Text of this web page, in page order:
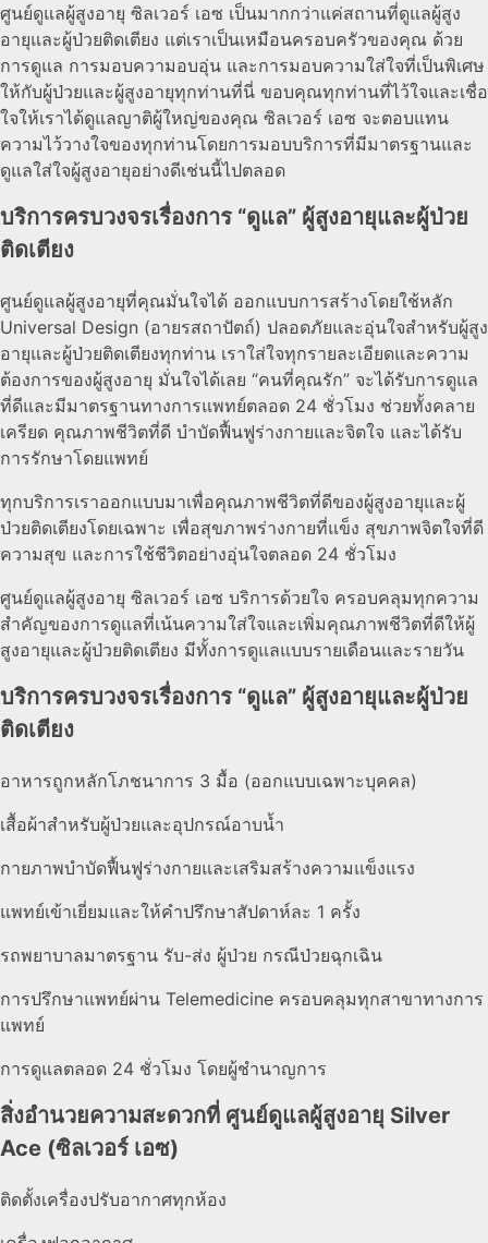
ศูนย์ดูแลผู้สูงอายุ ซิลเวอร์ เอซ เป็นมากกว่าแค่สถานที่ดูแลผู้สูง
อายุและผู้ป่วยติดเตียง แต่เราเป็นเหมือนครอบครัวของคุณ ด้วย
การดูแล การมอบความอบอุ่น และการมอบความใส่ใจที่เป็นพิเศษ
ให้กับผู้ป่วยและผู้สูงอายุทุกท่านที่นี่ ขอบคุณทุกท่านที่ไว้ใจและเชื่อ
ใจให้เราได้ดูแลญาติผู้ใหญ่ของคุณ ซิลเวอร์ เอซ จะตอบแทน
ความไว้วางใจของทุกท่านโดยการมอบบริการที่มีมาตรฐานและ
ดูแลใส่ใจผู้สูงอายุอย่างดีเช่นนี้ไปตลอด
บริการครบวงจรเรื่องการ “ดูแล” ผู้สูงอายุและผู้ป่วย
ติดเตียง
ศูนย์ดูแลผู้สูงอายุที่คุณมั่นใจได้ ออกแบบการสร้างโดยใช้หลัก
Universal Design (อายรสถาปัตถ์) ปลอดภัยและอุ่นใจสำหรับผู้สูง
อายุและผู้ป่วยติดเตียงทุกท่าน เราใส่ใจทุกรายละเอียดและความ
ต้องการของผู้สูงอายุ มั่นใจได้เลย “คนที่คุณรัก” จะได้รับการดูแล
ที่ดีและมีมาตรฐานทางการแพทย์ตลอด 24 ชั่วโมง ช่วยทั้งคลาย
เครียด คุณภาพชีวิตที่ดี บำบัดฟื้นฟูร่างกายและจิตใจ และได้รับ
การรักษาโดยแพทย์
ทุกบริการเราออกแบบมาเพื่อคุณภาพชีวิตที่ดีของผู้สูงอายุและผู้
ป่วยติดเตียงโดยเฉพาะ เพื่อสุขภาพร่างกายที่แข็ง สุขภาพจิตใจที่ดี
ความสุข และการใช้ชีวิตอย่างอุ่นใจตลอด 24 ชั่วโมง
ศูนย์ดูแลผู้สูงอายุ ซิลเวอร์ เอซ บริการด้วยใจ ครอบคลุมทุกความ
สำคัญของการดูแลที่เน้นความใส่ใจและเพิ่มคุณภาพชีวิตที่ดีให้ผู้
สูงอายุและผู้ป่วยติดเตียง มีทั้งการดูแลแบบรายเดือนและรายวัน
บริการครบวงจรเรื่องการ “ดูแล” ผู้สูงอายุและผู้ป่วย
ติดเตียง
อาหารถูกหลักโภชนาการ 3 มื้อ (ออกแบบเฉพาะบุคคล)
เสื้อผ้าสำหรับผู้ป่วยและอุปกรณ์อาบน้ำ
กายภาพบำบัดฟื้นฟูร่างกายและเสริมสร้างความแข็งแรง
แพทย์เข้าเยี่ยมและให้คำปรึกษาสัปดาห์ละ 1 ครั้ง
รถพยาบาลมาตรฐาน รับ-ส่ง ผู้ป่วย กรณีป่วยฉุกเฉิน
การปรึกษาแพทย์ผ่าน Telemedicine ครอบคลุมทุกสาขาทางการ
แพทย์
การดูแลตลอด 24 ชั่วโมง โดยผู้ชำนาญการ
สิ่งอำนวยความสะดวกที่ ศูนย์ดูแลผู้สูงอายุ Silver
Ace (ซิลเวอร์ เอซ)
ติดตั้งเครื่องปรับอากาศทุกห้อง